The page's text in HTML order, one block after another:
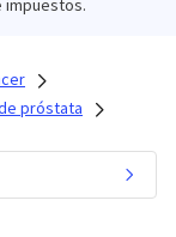
impuestos.
próstata